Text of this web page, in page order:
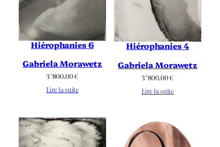
Hiérophanies 6
Gabriela Morawetz
3 ‘800.00€
Lire la suite
Hiérophanies 4
Gabriela Morawetz
3 ‘800.00€
Lire la suite